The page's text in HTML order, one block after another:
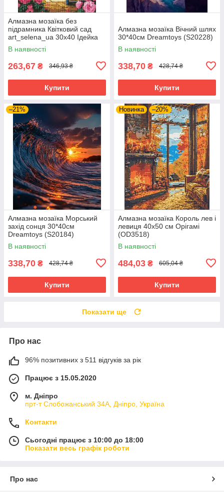
Алмазна мозаїка без
підрамника Квітковий сад
art_selena_ua 30х40 Ідейка
(AMC7900)
В наявності
263,67 ₴ 346,93 ₴
Купити
Алмазна мозаїка Вічний шлях
30*40см Dreamtoys (S20228)
В наявності
338,70 ₴ 428,74 ₴
Купити
–21%
Алмазна мозаїка Морський
захід сонця 30*40см
Dreamtoys (S20184)
В наявності
338,70 ₴ 428,74 ₴
Купити
Новинка –20%
Алмазна мозаїка Король лев і
левиця 40x50 см Орігамі
(OD3518)
В наявності
484,03 ₴ 605,04 ₴
Купити
Показати ще
Про нас
96% позитивних з 511 відгуків за рік
Працює з 15.05.2020
м. Дніпро
прт-т Слобожанський 34А, Дніпро, Україна
Контакти
Сьогодні працює з 10:00 до 18:00
Показати весь графік роботи
Про нас